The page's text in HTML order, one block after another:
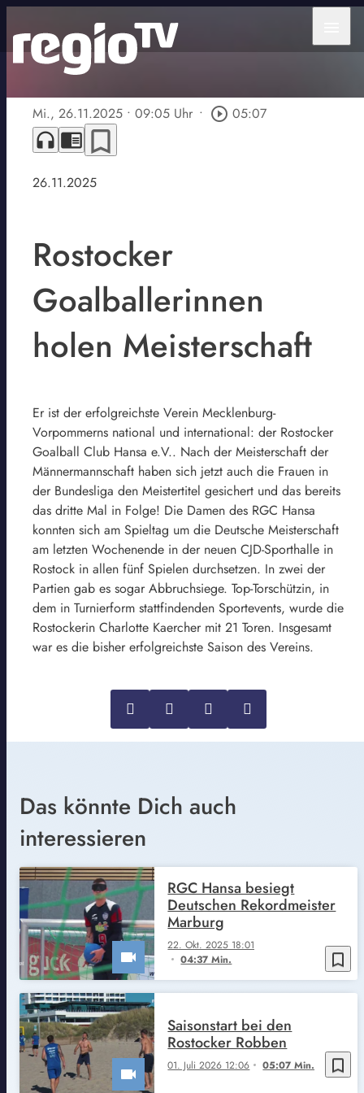
Mi., 26.11.2025 • 09:05 Uhr • play_circle_outline 05:07
headphones chrome_reader_mode bookmark_border
26.11.2025
Rostocker
Goalballerinnen
holen Meisterschaft
Er ist der erfolgreichste Verein Mecklenburg-
Vorpommerns national und international: der Rostocker
Goalball Club Hansa e.V.. Nach der Meisterschaft der
Männermannschaft haben sich jetzt auch die Frauen in
der Bundesliga den Meistertitel gesichert und das bereits
das dritte Mal in Folge! Die Damen des RGC Hansa
konnten sich am Spieltag um die Deutsche Meisterschaft
am letzten Wochenende in der neuen CJD-Sporthalle in
Rostock in allen fünf Spielen durchsetzen. In zwei der
Partien gab es sogar Abbruchsiege. Top-Torschützin, in
dem in Turnierform stattfindenden Sportevents, wurde die
Rostockerin Charlotte Kaercher mit 21 Toren. Insgesamt
war es die bisher erfolgreichste Saison des Vereins.
Das könnte Dich auch
interessieren
bookmark_border
22. Okt. 2025 18:01
04:37 Min.
RGC Hansa besiegt
Deutschen Rekordmeister
Marburg
bookmark_border
01. Juli 2026 12:06 05:07 Min.
Saisonstart bei den
Rostocker Robben